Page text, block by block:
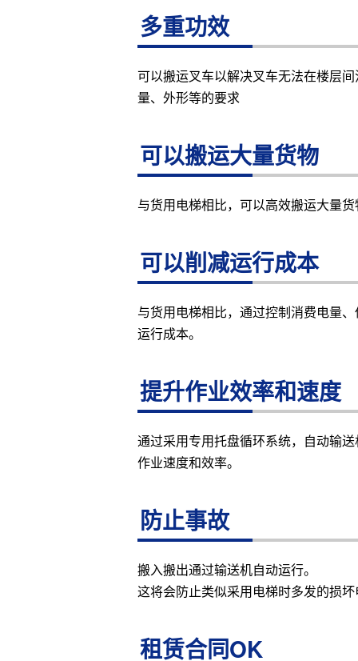
多重功效
可以搬运叉车以解决叉车无法在楼层
量、外形等的要求
可以搬运大量货物
与货用电梯相比，可以高效搬运大量
可以削减运行成本
与货用电梯相比，通过控制消费电量
运行成本。
提升作业效率和速度
通过采用专用托盘循环系统，自动输
作业速度和效率。
防止事故
搬入搬出通过输送机自动运行。
这将会防止类似采用电梯时多发的损
租赁合同OK